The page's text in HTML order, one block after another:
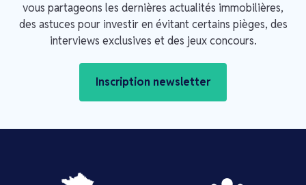
vous partageons les dernières actualités immobilières,
des astuces pour investir en évitant certains pièges, des
interviews exclusives et des jeux concours.
Inscription newsletter